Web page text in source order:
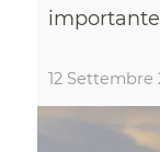
12 Settembre